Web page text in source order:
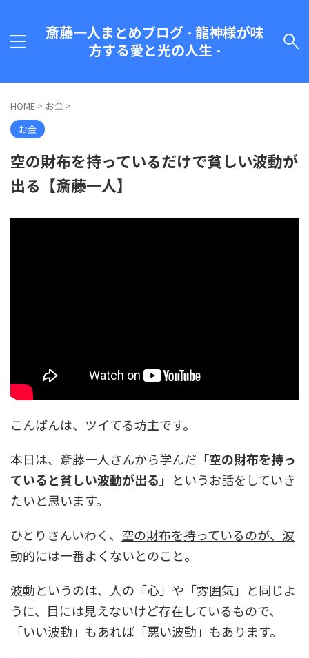
斎藤一人まとめブログ - 龍神様が味
方する愛と光の人生 -
HOME > お金 >
お金
空の財布を持っているだけで貧しい波動が
出る【斎藤一人】
こんばんは、ツイてる坊主です。
本日は、斎藤一人さんから学んだ 「空の財布を持っ
ていると貧しい波動が出る」 というお話をしていき
たいと思います。
ひとりさんいわく、 空の財布を持っているのが、波
動的には一番よくないとのこと。
波動というのは、人の「心」や「雰囲気」と同じよ
うに、目には見えないけど存在しているもので、
「いい波動」もあれば「悪い波動」もあります。